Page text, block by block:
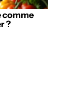
comme
?